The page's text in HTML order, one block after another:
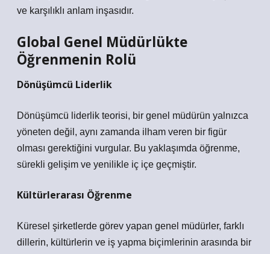
ve karşılıklı anlam inşasıdır.
Global Genel Müdürlükte
Öğrenmenin Rolü
Dönüşümcü Liderlik
Dönüşümcü liderlik teorisi, bir genel müdürün yalnızca
yöneten değil, aynı zamanda ilham veren bir figür
olması gerektiğini vurgular. Bu yaklaşımda öğrenme,
sürekli gelişim ve yenilikle iç içe geçmiştir.
Kültürlerarası Öğrenme
Küresel şirketlerde görev yapan genel müdürler, farklı
dillerin, kültürlerin ve iş yapma biçimlerinin arasında bir